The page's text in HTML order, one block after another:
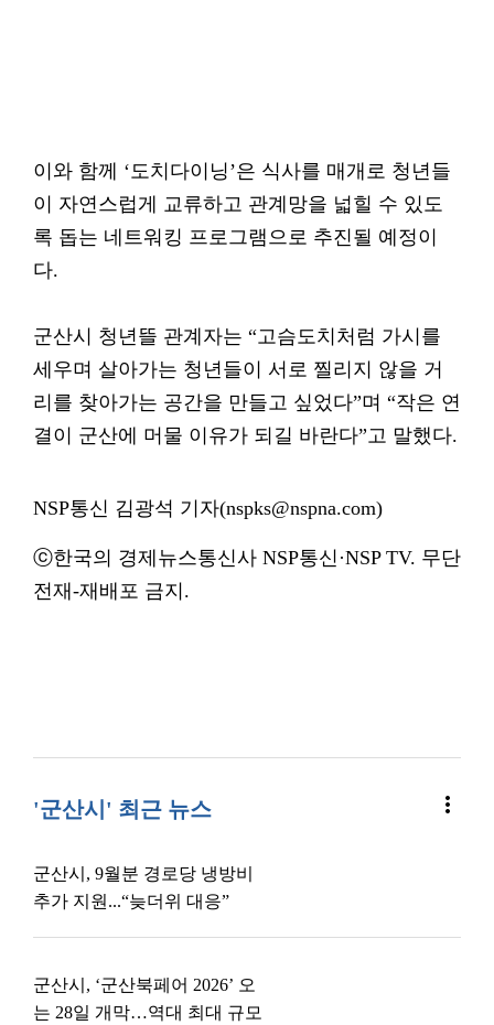
이와 함께 ‘도치다이닝’은 식사를 매개로 청년들
이 자연스럽게 교류하고 관계망을 넓힐 수 있도
록 돕는 네트워킹 프로그램으로 추진될 예정이
다.
군산시 청년뜰 관계자는 “고슴도치처럼 가시를
세우며 살아가는 청년들이 서로 찔리지 않을 거
리를 찾아가는 공간을 만들고 싶었다”며 “작은 연
결이 군산에 머물 이유가 되길 바란다”고 말했다.
NSP통신 김광석 기자(nspks@nspna.com)
ⓒ한국의 경제뉴스통신사 NSP통신·NSP TV. 무단
전재-재배포 금지.
'군산시' 최근 뉴스 more_vert
군산시, 9월분 경로당 냉방비
추가 지원...“늦더위 대응”
군산시, ‘군산북페어 2026’ 오
는 28일 개막…역대 최대 규모